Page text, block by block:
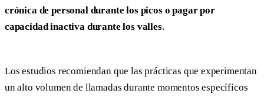
crónica de personal durante los picos o pagar por
capacidad inactiva durante los valles.
Los estudios recomiendan que las prácticas que experimentan
un alto volumen de llamadas durante momentos específicos